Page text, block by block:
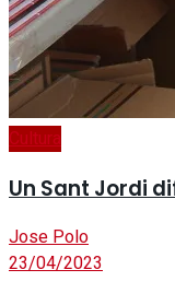
Cultura
Un Sant Jordi
Jose Polo
23/04/2023